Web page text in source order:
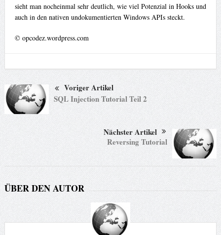
sieht man nocheinmal sehr deutlich, wie viel Potenzial in Hooks und
auch in den nativen undokumentierten Windows APIs steckt.
© opcodez.wordpress.com
Voriger Artikel
SQL Injection Tutorial Teil 2
Nächster Artikel
Reversing Tutorial
ÜBER DEN AUTOR